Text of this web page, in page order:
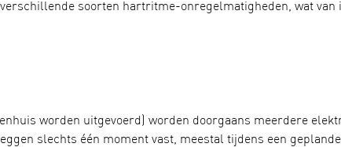
soorten hartritme-onregelmatigheden, wat van
worden uitgevoerd) worden doorgaans meerdere
slechts één moment vast, meestal tijdens een